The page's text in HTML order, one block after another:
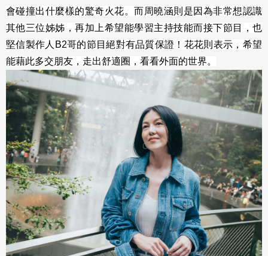
會碰撞出什麼樣的驚奇火花。而周曉涵則是因為非常想認識
其他三位姊姊，再加上希望能學習主持技能而接下節目，也
堅信製作人B2哥的節目絕對有品質保證！花花則表示，希望
能藉此多交朋友，走出舒適圈，看看外面的世界。